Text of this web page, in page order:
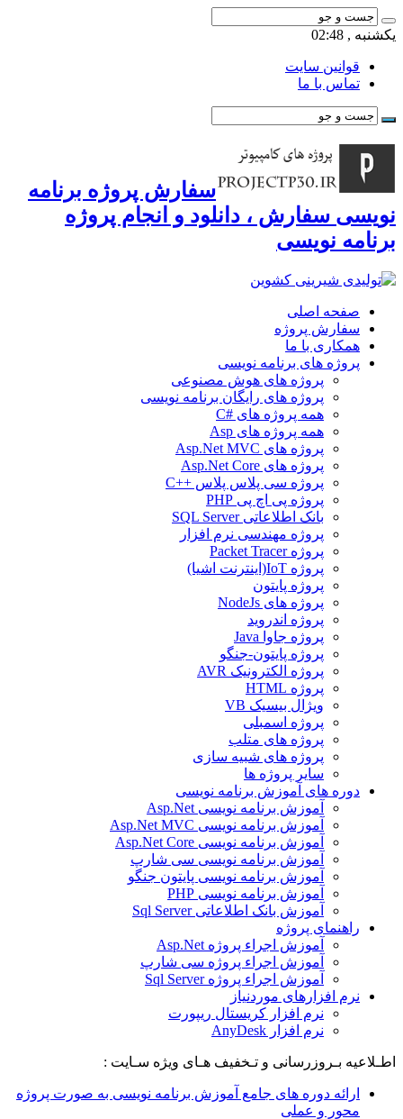
یکشنبه , 02:48
قوانین سایت
تماس با ما
سفارش پروژه برنامه
نویسی سفارش ، دانلود و انجام پروژه
برنامه نویسی
صفحه اصلی
سفارش پروژه
همکاری با ما
پروژه های برنامه نویسی
پروژه های هوش مصنوعی
پروژه های رایگان برنامه نویسی
همه پروژه های #C
همه پروژه های Asp
پروژه های Asp.Net MVC
پروژه های Asp.Net Core
پروژه سی پلاس پلاس ++C
پروژه پی اچ پی PHP
بانک اطلاعاتی SQL Server
پروژه مهندسی نرم افزار
پروژه Packet Tracer
پروژه IoT(اینترنت اشیا)
پروژه پایتون
پروژه های NodeJs
پروژه اندروید
پروژه جاوا Java
پروژه پایتون-جنگو
پروژه الکترونیک AVR
پروژه HTML
ویژال بیسیک VB
پروژه اسمبلی
پروژه های متلب
پروژه های شبیه سازی
سایر پروژه ها
دوره های آموزش برنامه نویسی
آموزش برنامه نویسی Asp.Net
آموزش برنامه نویسی Asp.Net MVC
آموزش برنامه نویسی Asp.Net Core
آموزش برنامه نویسی سی شارپ
آموزش برنامه نویسی پایتون جنگو
آموزش برنامه نویسی PHP
آموزش بانک اطلاعاتی Sql Server
راهنمای پروژه
آموزش اجراء پروژه Asp.Net
آموزش اجراء پروژه سی شارپ
آموزش اجراء پروژه Sql Server
نرم افزارهای موردنیاز
نرم افزار کریستال ریپورت
نرم افزار AnyDesk
اطـلاعیه بـروزرسانی و تـخفیف هـای ویژه سـایت :
ارائه دوره های جامع آموزش برنامه نویسی به صورت پروژه
محور و عملی